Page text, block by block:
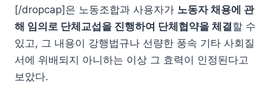
[/dropcap]은 노동조합과 사용자가 노동자 채용에 관
해 임의로 단체교섭을 진행하여 단체협약을 체결할 수
있고, 그 내용이 강행법규나 선량한 풍속 기타 사회질
서에 위배되지 아니하는 이상 그 효력이 인정된다고
보았다.